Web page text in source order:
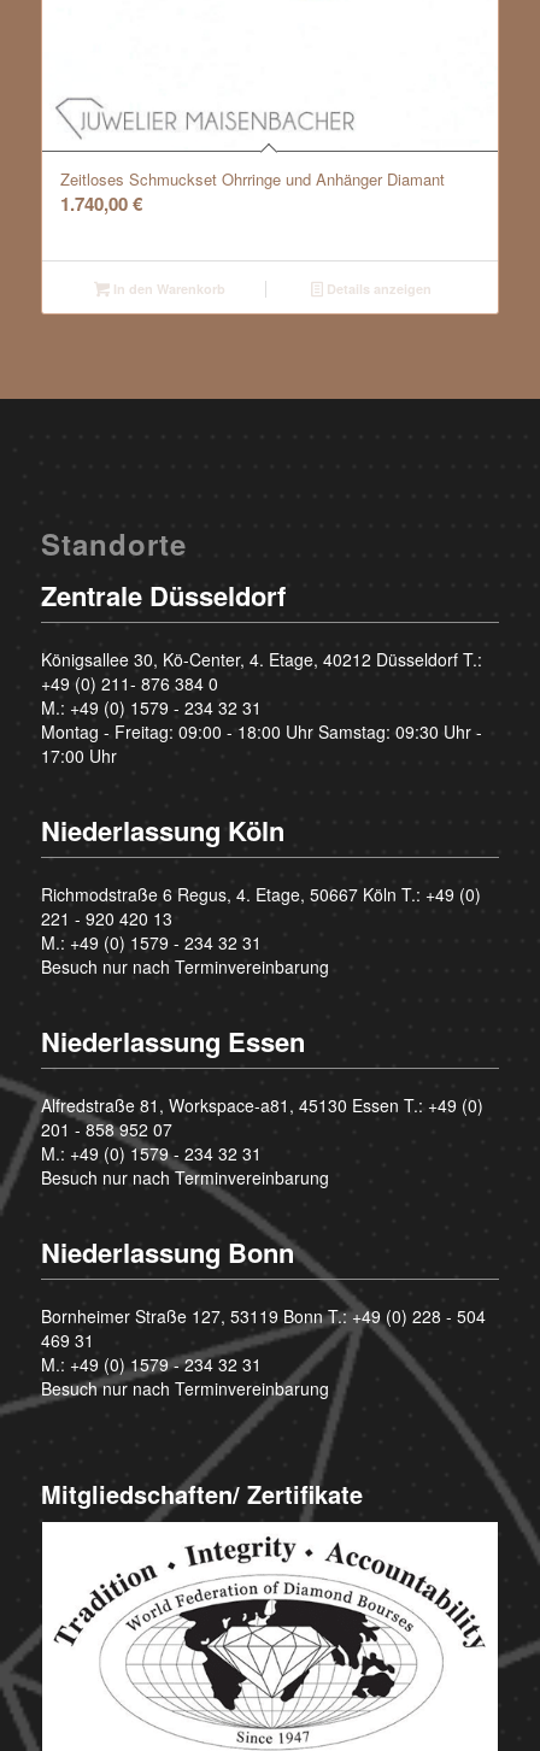
Zeitloses Schmuckset Ohrringe und Anhänger Diamant
1.740,00€
In den Warenkorb Details anzeigen
Standorte
Zentrale Düsseldorf
Königsallee 30, Kö-Center, 4. Etage, 40212 Düsseldorf T.:
+49 (0) 211- 876 384 0
M.: +49 (0) 1579 - 234 32 31
Montag - Freitag: 09:00 - 18:00 Uhr Samstag: 09:30 Uhr -
17:00 Uhr
Niederlassung Köln
Richmodstraße 6 Regus, 4. Etage, 50667 Köln T.: +49 (0)
221 - 920 420 13
M.: +49 (0) 1579 - 234 32 31
Besuch nur nach Terminvereinbarung
Niederlassung Essen
Alfredstraße 81, Workspace-a81, 45130 Essen T.: +49 (0)
201 - 858 952 07
M.: +49 (0) 1579 - 234 32 31
Besuch nur nach Terminvereinbarung
Niederlassung Bonn
Bornheimer Straße 127, 53119 Bonn T.:+49 (0) 228 - 504
469 31
M.: +49 (0) 1579 - 234 32 31
Besuch nur nach Terminvereinbarung
Mitgliedschaften/ Zertifikate